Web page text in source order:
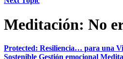
Meditación: No
Protected: Resiliencia… para una
Sostenible Gestión emocional